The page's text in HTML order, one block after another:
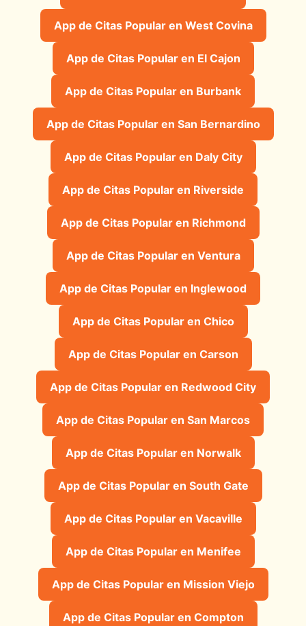
App de Citas Popular en West Covina
App de Citas Popular en El Cajon
App de Citas Popular en Burbank
App de Citas Popular en San Bernardino
App de Citas Popular en Daly City
App de Citas Popular en Riverside
App de Citas Popular en Richmond
App de Citas Popular en Ventura
App de Citas Popular en Inglewood
App de Citas Popular en Chico
App de Citas Popular en Carson
App de Citas Popular en Redwood City
App de Citas Popular en San Marcos
App de Citas Popular en Norwalk
App de Citas Popular en South Gate
App de Citas Popular en Vacaville
App de Citas Popular en Menifee
App de Citas Popular en Mission Viejo
App de Citas Popular en Compton